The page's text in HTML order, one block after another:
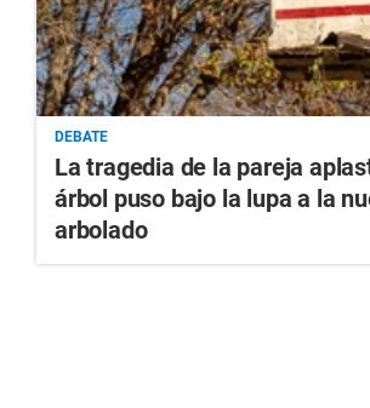
DEBATE
La tragedia de la pareja
árbol puso bajo la lupa a la
arbolado